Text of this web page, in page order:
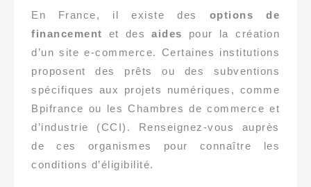
En France, il existe des options de
financement et desaides
pour la création
d’un site e-commerce. Certaines institutions
proposent des prêts ou des subventions
spécifiques aux projets numériques, comme
Bpifrance ou les Chambres de commerce et
d’industrie (CCI). Renseignez-vous auprès
de ces organismes pour connaître les
conditions d’éligibilité.